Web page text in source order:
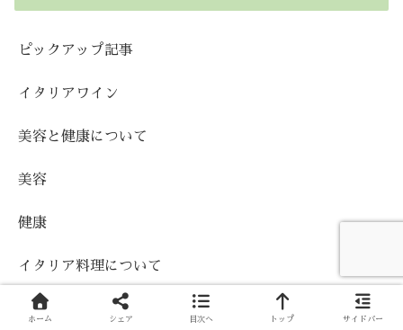
ピックアップ記事
イタリアワイン
美容と健康について
美容
健康
イタリア料理について
イタリア郷土料理
ホーム シェア 目次へ トップ サイドバー